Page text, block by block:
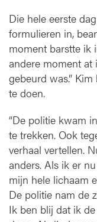
Die hele eerste
formulieren in,
moment barstte ik
andere moment at
gebeurd was.”
te doen.
“De politie kwam
te trekken. Ook
verhaal vertellen.
anders. Als ik er
mijn hele lichaam
De politie nam de
Ik ben blij dat ik